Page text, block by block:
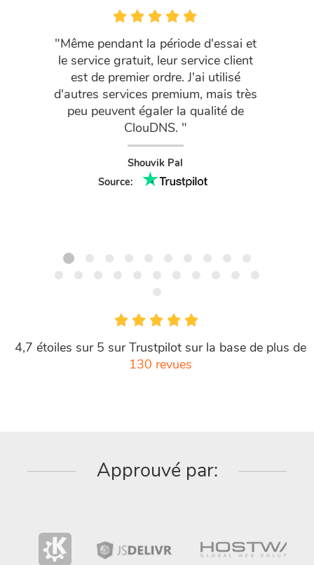
"Même pendant la période d'essai et
le service gratuit, leur service client
est de premier ordre. J'ai utilisé
d'autres services premium, mais très
peu peuvent égaler la qualité de
ClouDNS. "
Shouvik Pal
Source:
4,7 étoiles sur 5 sur Trustpilot sur la base de plus de
130 revues
Approuvé par: